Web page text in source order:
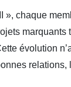
», chaque
marquants
évolution